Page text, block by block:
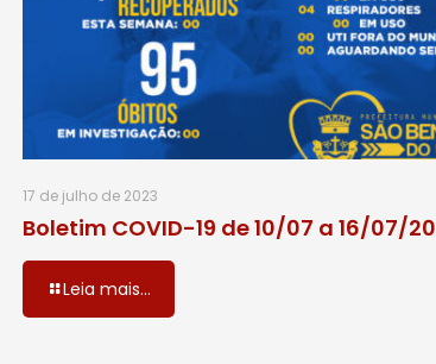
17 de julho de 2023
Boletim COVID-19 de 10/07 a 16/07/
Leia mais...